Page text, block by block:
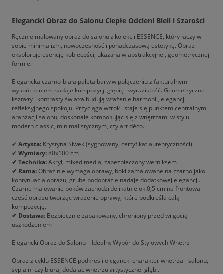
Elegancki Obraz do Salonu Ciepłe Odcieni Bieli i Szarości
Ręcznie malowany obraz do salonu z kolekcji ESSENCE, który łączy w
sobie minimalizm, nowoczesność i ponadczasową estetykę. Obraz
eksploruje esencję kobiecości, ukazaną w abstrakcyjnej, geometrycznej
formie.
Elegancka czarno-biała paleta barw w połączeniu z fakturalnym
wykończeniem nadaje kompozycji głębię i wyrazistość. Geometryczne
kształty i kontrasty światła budują wrażenie harmonii, elegancji i
refleksyjnego spokoju. Przyciąga wzrok i staje się punktem centralnym
aranżacji salonu, doskonale komponując się z wnętrzami w stylu
modern classic, minimalistycznym, czy art déco.
✔ Artysta: Krystyna Siwek (sygnowany, certyfikat autentyczności)
✔ Wymiary:80x100 cm
✔ Technika:Akryl, mixed media, zabezpieczony werniksem
✔ Rama: Obraz nie wymaga oprawy, boki zamalowane na czarno jako
kontynuacja obrazu, grube podobrazie nadaje dodatkowej elegancji.
Czarne malowanie boków zachodzi delikatnie ok.0,5 cm na frontową
część obrazu tworząc wrażenie oprawy, które podkreśla całą
kompozycję.
✔ Dostawa: Bezpiecznie zapakowany, chroniony przed wilgocią i
uszkodzeniem
Elegancki Obraz do Salonu – Idealny Wybór do Stylowych Wnętrz
Obraz z cyklu ESSENCE podkreśli elegancki charakter wnętrza - salonu,
sypialni czy biura, dodając wnętrzu artystycznej głębi.